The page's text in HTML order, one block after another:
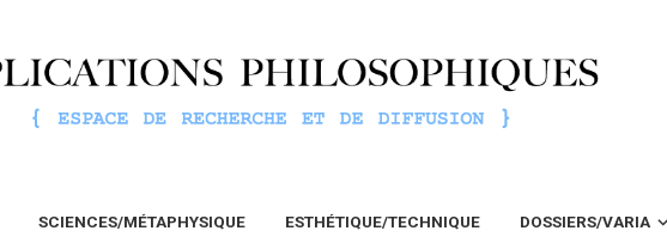
SCIENCES/MÉTAPHYSIQUE ESTHÉTIQUE/TECHNIQUE DOSSIERS/VARIA